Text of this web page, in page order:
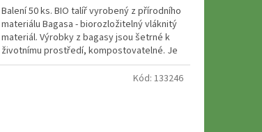
Balení 50 ks. BIO talíř vyrobený z přírodního
materiálu Bagasa - biorozložitelný vláknitý
materiál. Výrobky z bagasy jsou šetrné k
životnímu prostředí, kompostovatelné. Je
možno...
Kód: 133246